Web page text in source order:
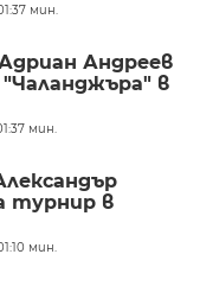
мин.
Андреев
в
мин.
турнир в
мин.